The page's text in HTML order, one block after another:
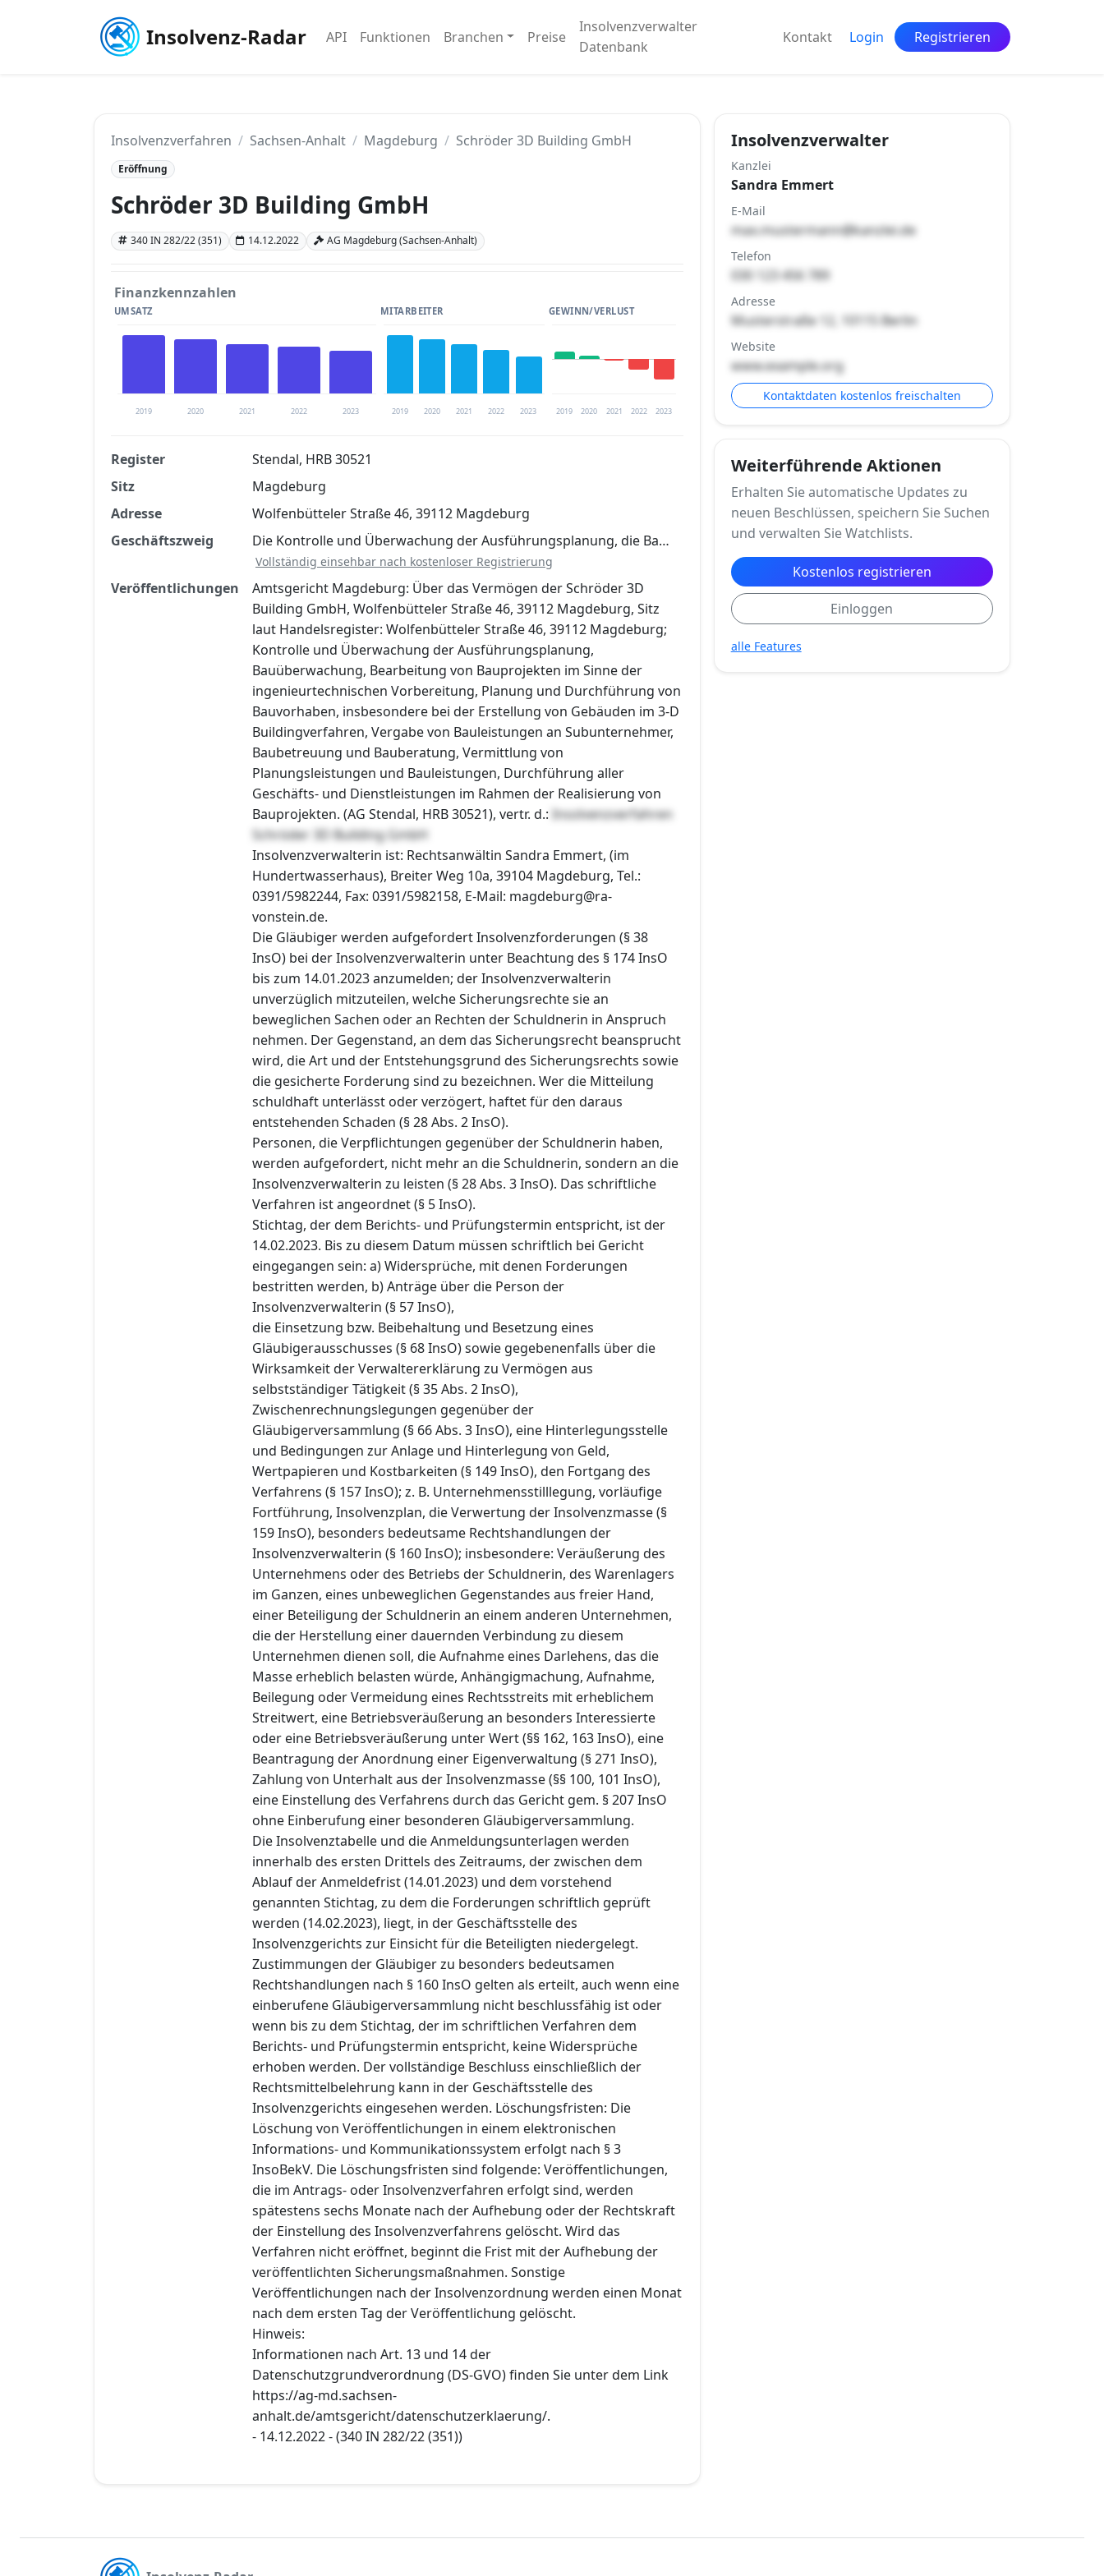
Insolvenz-Radar API Funktionen Branchen Preise
Insolvenzverwalter
Datenbank
Kontakt Login Registrieren
Insolvenzverfahren Sachsen-Anhalt Magdeburg Schröder 3D Building GmbH
Eröffnung
Schröder 3D Building GmbH
340 IN 282/22 (351) 14.12.2022 AG Magdeburg (Sachsen-Anhalt)
Finanzkennzahlen
UMSATZ
2019 2020 2021 2022 2023
MITARBEITER
2019 2020 2021 2022 2023
GEWINN/VERLUST
2019 2020 2021 2022 2023
Finanzkennzahlen nach kostenloser Registrierung verfügbar
Jetzt kostenlos registrieren
Register
Stendal, HRB 30521
Sitz
Magdeburg
Adresse
Wolfenbütteler Straße 46, 39112 Magdeburg
Geschäftszweig
Die Kontrolle und Überwachung der Ausführungsplanung, die Ba…
Vollständig einsehbar nach kostenloser Registrierung
Veröffentlichungen
Amtsgericht Magdeburg: Über das Vermögen der Schröder 3D
Building GmbH, Wolfenbütteler Straße 46, 39112 Magdeburg, Sitz
laut Handelsregister: Wolfenbütteler Straße 46, 39112 Magdeburg;
Kontrolle und Überwachung der Ausführungsplanung,
Bauüberwachung, Bearbeitung von Bauprojekten im Sinne der
ingenieurtechnischen Vorbereitung, Planung und Durchführung von
Bauvorhaben, insbesondere bei der Erstellung von Gebäuden im 3-D
Buildingverfahren, Vergabe von Bauleistungen an Subunternehmer,
Baubetreuung und Bauberatung, Vermittlung von
Planungsleistungen und Bauleistungen, Durchführung aller
Geschäfts- und Dienstleistungen im Rahmen der Realisierung von
Bauprojekten. (AG Stendal, HRB 30521), vertr. d.: Insolvenzverfahren
Schröder 3D Building GmbH
Insolvenzverwalterin ist: Rechtsanwältin Sandra Emmert, (im
Hundertwasserhaus), Breiter Weg 10a, 39104 Magdeburg, Tel.:
0391/5982244, Fax: 0391/5982158, E-Mail: magdeburg@ra-
vonstein.de.
Die Gläubiger werden aufgefordert Insolvenzforderungen (§ 38
InsO) bei der Insolvenzverwalterin unter Beachtung des § 174 InsO
bis zum 14.01.2023 anzumelden; der Insolvenzverwalterin
unverzüglich mitzuteilen, welche Sicherungsrechte sie an
beweglichen Sachen oder an Rechten der Schuldnerin in Anspruch
nehmen. Der Gegenstand, an dem das Sicherungsrecht beansprucht
wird, die Art und der Entstehungsgrund des Sicherungsrechts sowie
die gesicherte Forderung sind zu bezeichnen. Wer die Mitteilung
schuldhaft unterlässt oder verzögert, haftet für den daraus
entstehenden Schaden (§ 28 Abs. 2 InsO).
Personen, die Verpflichtungen gegenüber der Schuldnerin haben,
werden aufgefordert, nicht mehr an die Schuldnerin, sondern an die
Insolvenzverwalterin zu leisten (§ 28 Abs. 3 InsO). Das schriftliche
Verfahren ist angeordnet (§ 5 InsO).
Stichtag, der dem Berichts- und Prüfungstermin entspricht, ist der
14.02.2023. Bis zu diesem Datum müssen schriftlich bei Gericht
eingegangen sein: a) Widersprüche, mit denen Forderungen
bestritten werden, b) Anträge über die Person der
Insolvenzverwalterin (§ 57 InsO),
die Einsetzung bzw. Beibehaltung und Besetzung eines
Gläubigerausschusses (§ 68 InsO) sowie gegebenenfalls über die
Wirksamkeit der Verwaltererklärung zu Vermögen aus
selbstständiger Tätigkeit (§ 35 Abs. 2 InsO),
Zwischenrechnungslegungen gegenüber der
Gläubigerversammlung (§ 66 Abs. 3 InsO), eine Hinterlegungsstelle
und Bedingungen zur Anlage und Hinterlegung von Geld,
Wertpapieren und Kostbarkeiten (§ 149 InsO), den Fortgang des
Verfahrens (§ 157 InsO); z. B. Unternehmensstilllegung, vorläufige
Fortführung, Insolvenzplan, die Verwertung der Insolvenzmasse (§
159 InsO), besonders bedeutsame Rechtshandlungen der
Insolvenzverwalterin (§ 160 InsO); insbesondere: Veräußerung des
Unternehmens oder des Betriebs der Schuldnerin, des Warenlagers
im Ganzen, eines unbeweglichen Gegenstandes aus freier Hand,
einer Beteiligung der Schuldnerin an einem anderen Unternehmen,
die der Herstellung einer dauernden Verbindung zu diesem
Unternehmen dienen soll, die Aufnahme eines Darlehens, das die
Masse erheblich belasten würde, Anhängigmachung, Aufnahme,
Beilegung oder Vermeidung eines Rechtsstreits mit erheblichem
Streitwert, eine Betriebsveräußerung an besonders Interessierte
oder eine Betriebsveräußerung unter Wert (§§ 162, 163 InsO), eine
Beantragung der Anordnung einer Eigenverwaltung (§ 271 InsO),
Zahlung von Unterhalt aus der Insolvenzmasse (§§ 100, 101 InsO),
eine Einstellung des Verfahrens durch das Gericht gem. § 207 InsO
ohne Einberufung einer besonderen Gläubigerversammlung.
Die Insolvenztabelle und die Anmeldungsunterlagen werden
innerhalb des ersten Drittels des Zeitraums, der zwischen dem
Ablauf der Anmeldefrist (14.01.2023) und dem vorstehend
genannten Stichtag, zu dem die Forderungen schriftlich geprüft
werden (14.02.2023), liegt, in der Geschäftsstelle des
Insolvenzgerichts zur Einsicht für die Beteiligten niedergelegt.
Zustimmungen der Gläubiger zu besonders bedeutsamen
Rechtshandlungen nach § 160 InsO gelten als erteilt, auch wenn eine
einberufene Gläubigerversammlung nicht beschlussfähig ist oder
wenn bis zu dem Stichtag, der im schriftlichen Verfahren dem
Berichts- und Prüfungstermin entspricht, keine Widersprüche
erhoben werden. Der vollständige Beschluss einschließlich der
Rechtsmittelbelehrung kann in der Geschäftsstelle des
Insolvenzgerichts eingesehen werden. Löschungsfristen: Die
Löschung von Veröffentlichungen in einem elektronischen
Informations- und Kommunikationssystem erfolgt nach § 3
InsoBekV. Die Löschungsfristen sind folgende: Veröffentlichungen,
die im Antrags- oder Insolvenzverfahren erfolgt sind, werden
spätestens sechs Monate nach der Aufhebung oder der Rechtskraft
der Einstellung des Insolvenzverfahrens gelöscht. Wird das
Verfahren nicht eröffnet, beginnt die Frist mit der Aufhebung der
veröffentlichten Sicherungsmaßnahmen. Sonstige
Veröffentlichungen nach der Insolvenzordnung werden einen Monat
nach dem ersten Tag der Veröffentlichung gelöscht.
Hinweis:
Informationen nach Art. 13 und 14 der
Datenschutzgrundverordnung (DS-GVO) finden Sie unter dem Link
https://ag-md.sachsen-
anhalt.de/amtsgericht/datenschutzerklaerung/.
- 14.12.2022 - (340 IN 282/22 (351))
Insolvenzverwalter
Kanzlei
Sandra Emmert
E-Mail
max.mustermann@kanzlei.de
Telefon
030 123 456 789
Adresse
Musterstraße 12, 10115 Berlin
Website
www.example.org
Kontaktdaten kostenlos freischalten
Weiterführende Aktionen
Erhalten Sie automatische Updates zu
neuen Beschlüssen, speichern Sie Suchen
und verwalten Sie Watchlists.
Kostenlos registrieren
Einloggen
alle Features